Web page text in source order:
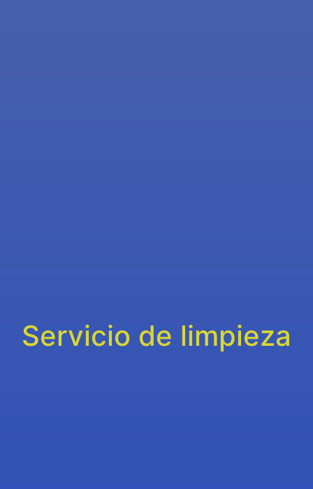
Servicio de limpieza